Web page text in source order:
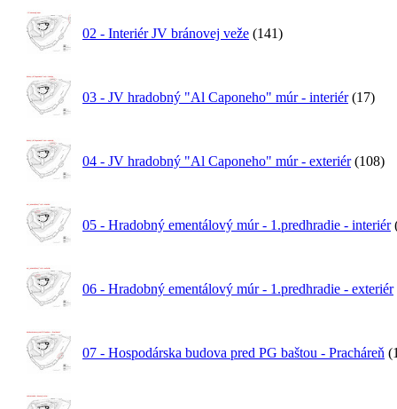
02 - Interiér JV bránovej veže (141)
03 - JV hradobný "Al Caponeho" múr - interiér (17)
04 - JV hradobný "Al Caponeho" múr - exteriér (108)
05 - Hradobný ementálový múr - 1.predhradie - interiér
06 - Hradobný ementálový múr - 1.predhradie - exteriér
07 - Hospodárska budova pred PG baštou - Pracháreň